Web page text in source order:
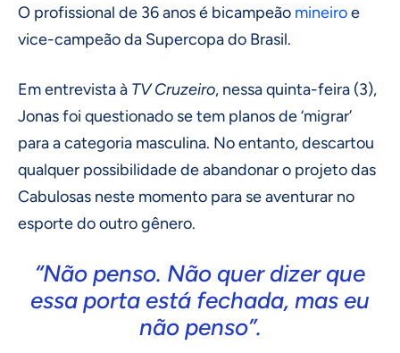
O profissional de 36 anos é bicampeão mineiroe
vice-campeão da Supercopa do Brasil.
Em entrevista à TV Cruzeiro, nessa quinta-feira (3),
Jonas foi questionado se tem planos de ‘migrar’
para a categoria masculina. No entanto, descartou
qualquer possibilidade de abandonar o projeto das
Cabulosas neste momento para se aventurar no
esporte do outro gênero.
“Não penso. Não quer dizer que
essa porta está fechada, mas eu
não penso”.